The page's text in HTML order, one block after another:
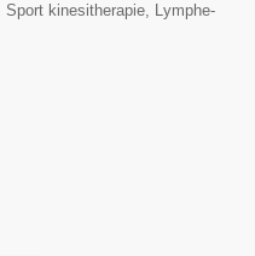
kinesitherapie, Lymphe-